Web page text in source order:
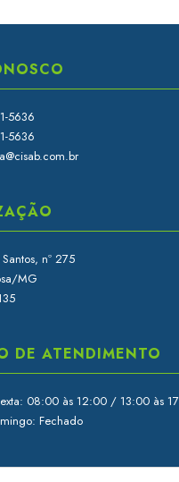
5636
5636
nº 275
MG
DE ATENDIMENTO
08:00 às 12:00 / 13:00 às
Fechado